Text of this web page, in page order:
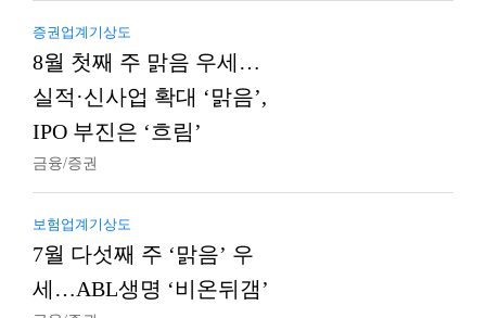
증권업계기상도
8월 첫째 주 맑음 우세…
실적·신사업 확대 ‘맑음’,
IPO 부진은 ‘흐림’
금융/증권
보험업계기상도
7월 다섯째 주 ‘맑음’ 우
세…ABL생명 ‘비온뒤갬’